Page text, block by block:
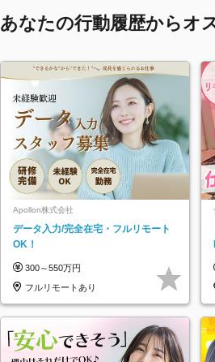
あなたの行動履歴からオ
Apollon株式会社
データ入力/完全在宅・フルリモート
OK！
300～550万円
フルリモートあり